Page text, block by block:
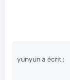
yunyun a écrit :